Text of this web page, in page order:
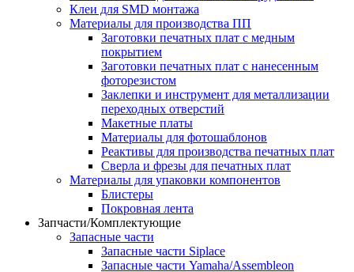
Клеи для SMD монтажа
Материалы для производства ПП
Заготовки печатных плат с медным
покрытием
Заготовки печатных плат с нанесенным
фоторезистом
Заклепки и инструмент для металлизации
переходных отверстий
Макетные платы
Материалы для фотошаблонов
Реактивы для производства печатных плат
Сверла и фрезы для печатных плат
Материалы для упаковки компонентов
Блистеры
Покровная лента
Запчасти/Комплектующие
Запасные части
Запасные части Siplace
Запасные части Yamaha/Assembleon